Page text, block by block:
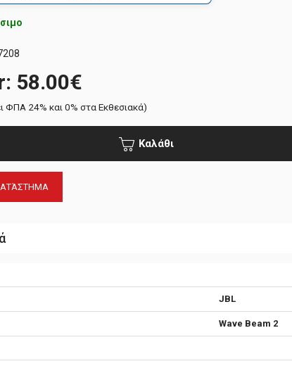
58.00€
ΦΠΑ 24% και 0% στα Εκθεσιακά)
Καλάθι
JBL
Wave Beam 2